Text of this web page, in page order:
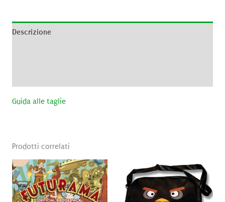
Descrizione
Guida alle taglie
Prodotti correlati